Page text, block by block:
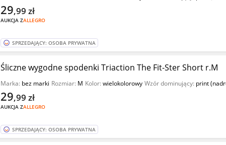
AUKCJA ZALLEGRO
29,99 zł
SPRZEDAJĄCY: OSOBA PRYWATNA
Śliczne wygodne spodenki Triaction The Fit-Ster Short r.M
Marka: bez marki Rozmiar: M Kolor:wielokolorowy Wzór dominujący: print
AUKCJA ZALLEGRO
29,99 zł
SPRZEDAJĄCY: OSOBA PRYWATNA